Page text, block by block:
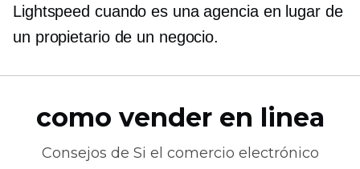
Lightspeed cuando es una agencia en lugar de
un propietario de un negocio.
como vender en linea
Consejos de Si el comercio electrónico